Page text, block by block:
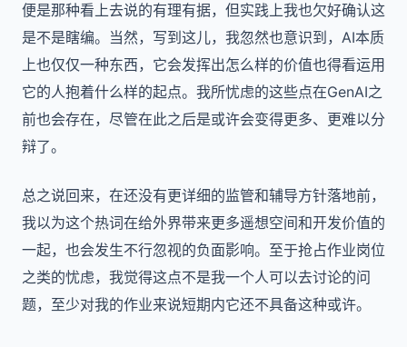
便是那种看上去说的有理有据，但实践上我也欠好确认这
是不是瞎编。当然，写到这儿，我忽然也意识到，AI本质
上也仅仅一种东西，它会发挥出怎么样的价值也得看运用
它的人抱着什么样的起点。我所忧虑的这些点在GenAI之
前也会存在，尽管在此之后是或许会变得更多、更难以分
辩了。
总之说回来，在还没有更详细的监管和辅导方针落地前，
我以为这个热词在给外界带来更多遥想空间和开发价值的
一起，也会发生不行忽视的负面影响。至于抢占作业岗位
之类的忧虑，我觉得这点不是我一个人可以去讨论的问
题，至少对我的作业来说短期内它还不具备这种或许。